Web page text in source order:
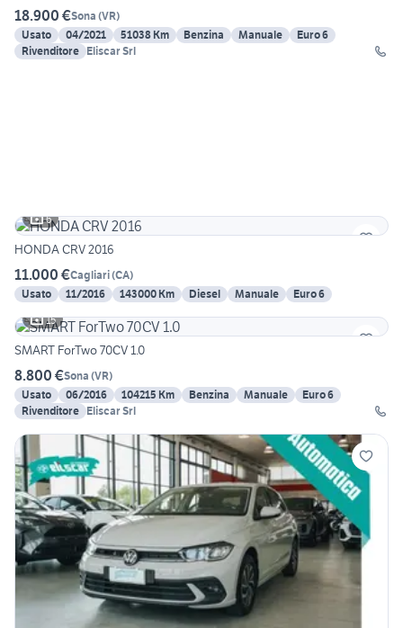
18.900 €Sona (VR)
Usato
04/2021 51038 Km Benzina Manuale
Euro 6
Rivenditore Eliscar Srl
6
HONDA CRV 2016
11.000 €Cagliari(CA)
Usato
11/2016 143000 Km Diesel Manuale
Euro 6
15
SMART ForTwo 70CV 1.0
8.800 €Sona (VR)
Usato
06/2016 104215 Km Benzina Manuale
Euro 6
Rivenditore Eliscar Srl